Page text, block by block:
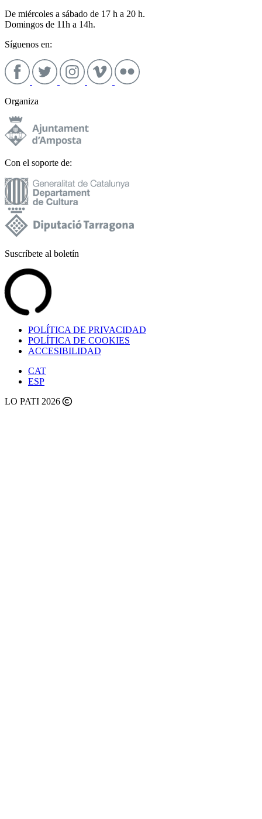
De miércoles a sábado de 17 h a 20 h.
Domingos de 11h a 14h.
Síguenos en:
Organiza
Con el soporte de:
Suscríbete al boletín
POLÍTICA DE PRIVACIDAD
POLÍTICA DE COOKIES
ACCESIBILIDAD
CAT
ESP
LO PATI 2026